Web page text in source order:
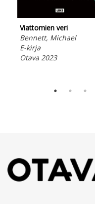
Viattomien veri
Bennett, Michael
E-kirja
Otava 2023